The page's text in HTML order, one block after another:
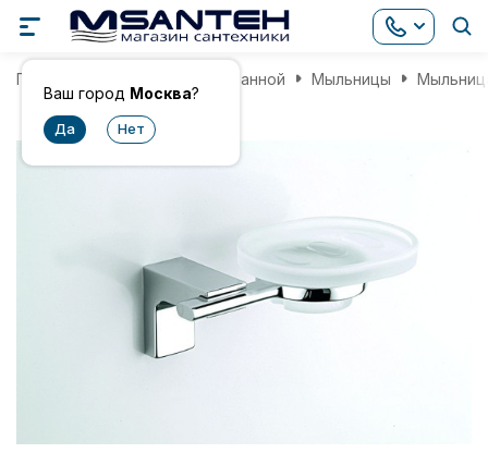
Ваш город Москва?
Главная Аксессуары для ванной Мыльницы